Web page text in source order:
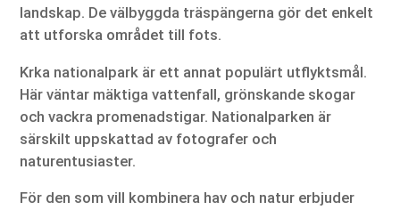
landskap. De välbyggda träspängerna gör det enkelt
att utforska området till fots.
Krka nationalpark är ett annat populärt utflyktsmål.
Här väntar mäktiga vattenfall, grönskande skogar
och vackra promenadstigar. Nationalparken är
särskilt uppskattad av fotografer och
naturentusiaster.
För den som vill kombinera hav och natur erbjuder